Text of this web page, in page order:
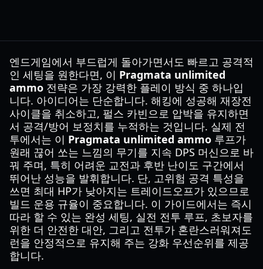
엔드게임에서 부드럽게 돌아가면서도 빠르고 공격적
인 세팅을 원한다면, 이 Pragmata unlimited
ammo 전략은 가장 강력한 플레이 방식 중 하나입
니다. 아이디어는 단순합니다. 해킹에 성공해 재장전
사이클을 취소하고, 펄스 카빈으로 압박을 유지하면
서 공격/방어 보정치를 누적하는 것입니다. 실제 전
투에서는 이 Pragmata unlimited ammo 루프가
원래 끊어 쏘는 느낌의 무기를 지속 DPS 머신으로 바
꿔 주며, 특히 어려운 교전과 후반 난이도 구간에서
뛰어난 성능을 발휘합니다. 단, 고위험 공격 특성을
쓰면 최대 HP가 낮아지는 트레이드오프가 있으므로
빌드 운용 규율이 중요합니다. 이 가이드에서는 즉시
따라 할 수 있는 완성 세팅, 실전 전투 루프, 초보자를
위한 더 안전한 대안, 그리고 전투가 혼란스러워져도
런을 안정적으로 유지해 주는 강화 우선순위를 제공
합니다.